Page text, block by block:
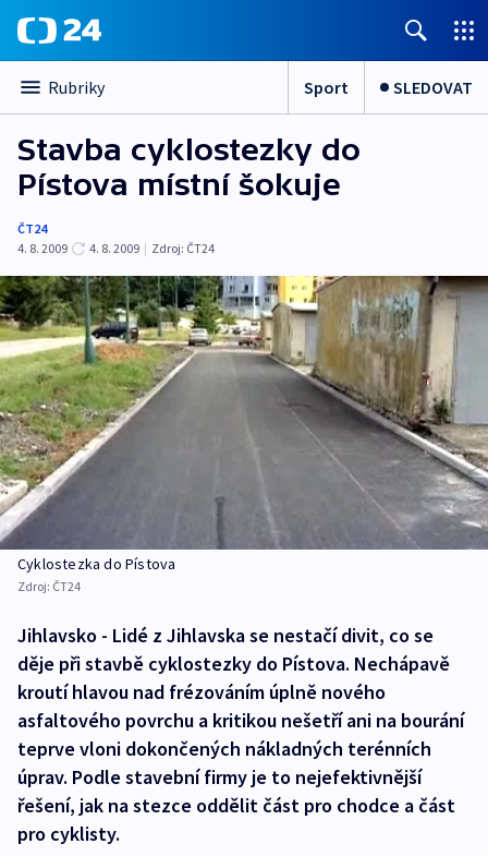
Rubriky Sport SLEDOVAT
Stavba cyklostezky do
Pístova místní šokuje
ČT24
4. 8. 2009
4. 8. 2009 | Zdroj: ČT24
Cyklostezka do Pístova
Zdroj: ČT24
Jihlavsko - Lidé z Jihlavska se nestačí divit, co se
děje při stavbě cyklostezky do Pístova. Nechápavě
kroutí hlavou nad frézováním úplně nového
asfaltového povrchu a kritikou nešetří ani na bourání
teprve vloni dokončených nákladných terénních
úprav. Podle stavební firmy je to nejefektivnější
řešení, jak na stezce oddělit část pro chodce a část
pro cyklisty.